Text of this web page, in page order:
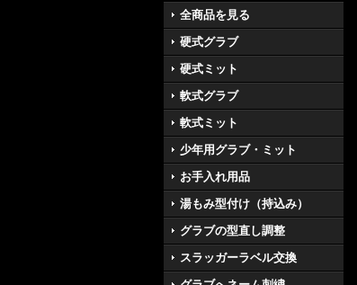
全商品を見る
硬式グラブ
硬式ミット
軟式グラブ
軟式ミット
少年用グラブ・ミット
お手入れ用品
湯もみ型付け（持込み）
グラブの型直し調整
スラッガーラベル交換